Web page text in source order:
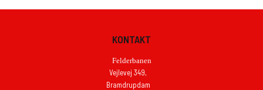
KONTAKT
Felderbanen
Vejlevej 349,
Bramdrupdam